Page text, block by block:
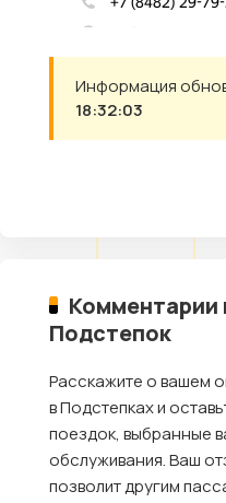
Информация
18:32:03
Комментарии
Подстепок
Расскажите о вашем
в Подстепках и
поездок, выбранные
обслуживания. Ваш
позволит другим